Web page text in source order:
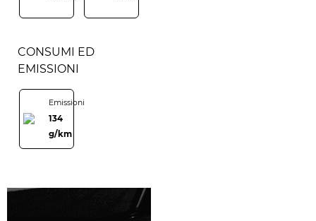
CONSUMI ED
EMISSIONI
Emissioni
134
g/km